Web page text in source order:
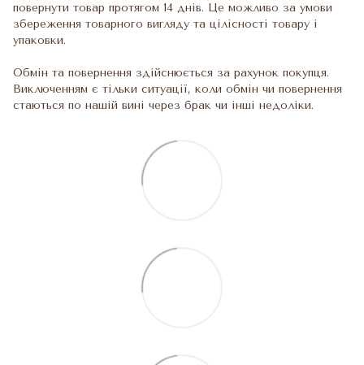
повернути товар протягом 14 днів. Це можливо за умови
збереження товарного вигляду та цілісності товару і
упаковки.
Обмін та повернення здійснюється за рахунок покупця.
Виключенням є тільки ситуації, коли обмін чи повернення
стаються по нашій вині через брак чи інші недоліки.